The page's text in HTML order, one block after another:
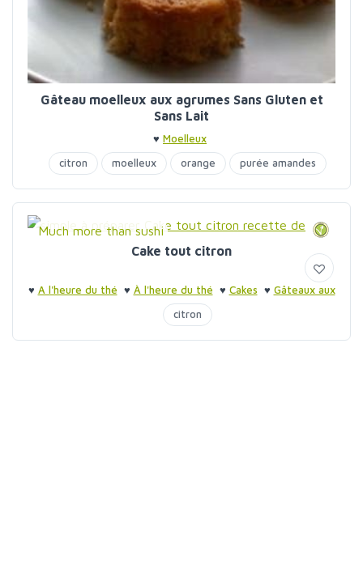
Gâteau moelleux aux agrumes Sans Gluten et
Sans Lait
♥ Moelleux
citron
moelleux orange purée amandes
Much more than sushi
Cake tout citron
♥ A l'heure du thé ♥ À l'heure du thé ♥ Cakes ♥ Gâteaux aux
fruits
citron